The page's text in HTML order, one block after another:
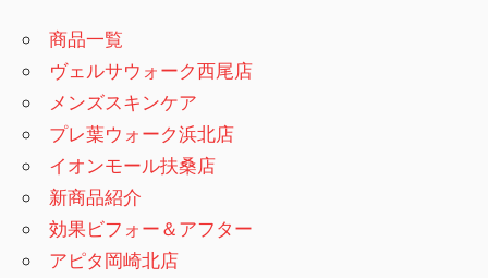
商品一覧
ヴェルサウォーク西尾店
メンズスキンケア
プレ葉ウォーク浜北店
イオンモール扶桑店
新商品紹介
効果ビフォー＆アフター
アピタ岡崎北店